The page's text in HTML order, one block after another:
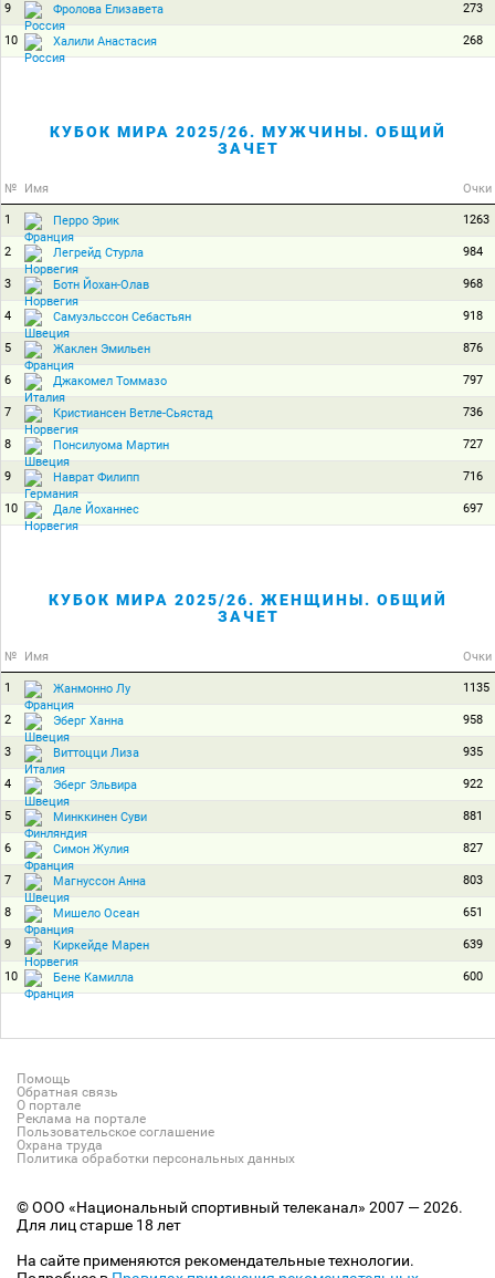
9 Фролова Елизавета 273
10 Халили Анастасия 268
КУБОК МИРА 2025/26. МУЖЧИНЫ. ОБЩИЙ
ЗАЧЕТ
№ Имя Очки
1 Перро Эрик 1263
2 Легрейд Стурла 984
3 Ботн Йохан-Олав 968
4 Самуэльссон Себастьян 918
5 Жаклен Эмильен 876
6 Джакомел Томмазо 797
7 Кристиансен Ветле-Сьястад 736
8 Понсилуома Мартин 727
9 Наврат Филипп 716
10 Дале Йоханнес 697
КУБОК МИРА 2025/26. ЖЕНЩИНЫ. ОБЩИЙ
ЗАЧЕТ
№ Имя Очки
1 Жанмонно Лу 1135
2 Эберг Ханна 958
3 Виттоцци Лиза 935
4 Эберг Эльвира 922
5 Минккинен Суви 881
6 Симон Жулия 827
7 Магнуссон Анна 803
8 Мишело Осеан 651
9 Киркейде Марен 639
10 Бене Камилла 600
Помощь
Обратная связь
О портале
Реклама на портале
Пользовательское соглашение
Охрана труда
Политика обработки персональных данных
© ООО «Национальный спортивный телеканал» 2007 — 2026.
Для лиц старше 18 лет
На сайте применяются рекомендательные технологии.